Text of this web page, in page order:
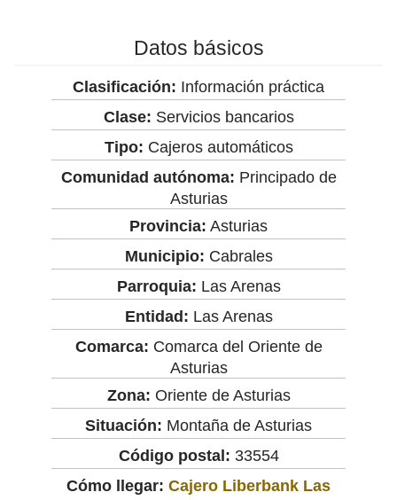
Datos básicos
Clasificación: Información práctica
Clase: Servicios bancarios
Tipo: Cajeros automáticos
Comunidad autónoma: Principado de
Asturias
Provincia: Asturias
Municipio: Cabrales
Parroquia: Las Arenas
Entidad: Las Arenas
Comarca: Comarca del Oriente de
Asturias
Zona: Oriente de Asturias
Situación: Montaña de Asturias
Código postal: 33554
Cómo llegar: Cajero Liberbank Las